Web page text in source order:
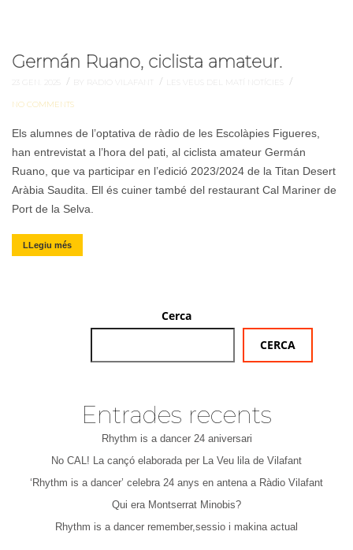
Germán Ruano, ciclista amateur.
/ BY RADIO VILAFANT / LES VEUS DEL MATÍ NOTÍCIES /
NO COMMENTS
Els alumnes de l’optativa de ràdio de les Escolàpies Figueres,
han entrevistat a l’hora del pati, al ciclista amateur Germán
Ruano, que va participar en l’edició 2023/2024 de la Titan Desert
Aràbia Saudita. Ell és cuiner també del restaurant Cal Mariner de
Port de la Selva.
LLegiu més
Cerca
CERCA
Entrades recents
Rhythm is a dancer 24 aniversari
No CAL! La cançó elaborada per La Veu lila de Vilafant
‘Rhythm is a dancer’ celebra 24 anys en antena a Ràdio Vilafant
Qui era Montserrat Minobis?
Rhythm is a dancer remember,sessio i makina actual